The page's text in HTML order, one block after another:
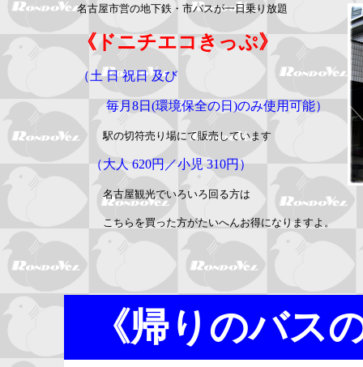
名古屋市営の地下鉄・市バスが一日乗り放題
《ドニチエコきっぷ》
（土 日 祝日 及び
毎月8日(環境保全の日)のみ使用可能）
駅の切符売り場にて販売しています
（大人 620円／小児 310円）
名古屋観光でいろいろ回る方は
こちらを買った方がたいへんお得になりますよ。
《帰りのバス